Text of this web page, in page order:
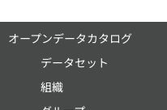
オープンデータカタログ
データセット
組織